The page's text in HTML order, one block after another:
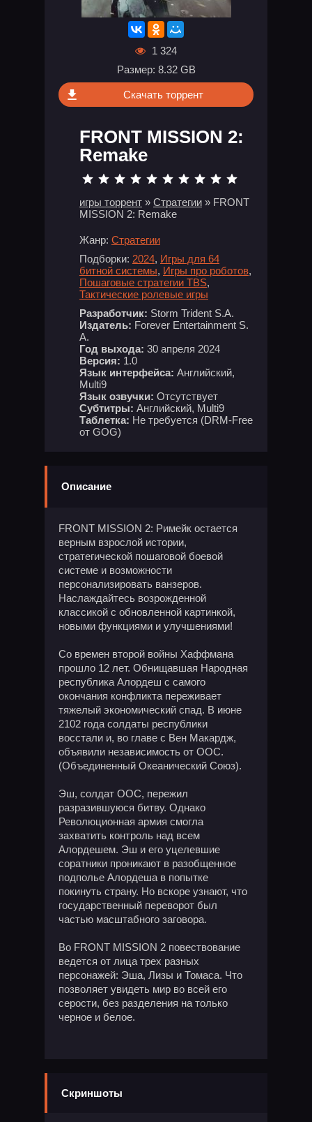
1 324
Размер: 8.32 GB
Скачать торрент
FRONT MISSION 2:
Remake
игры торрент » Стратегии » FRONT
MISSION 2: Remake
Жанр: Стратегии
Подборки: 2024, Игры для 64
битной системы, Игры про роботов,
Пошаговые стратегии TBS,
Тактические ролевые игры
Разработчик: Storm Trident S.A.
Издатель: Forever Entertainment S.
A.
Год выхода: 30 апреля 2024
Версия: 1.0
Язык интерфейса: Английский,
Multi9
Язык озвучки: Отсутствует
Субтитры: Английский, Multi9
Таблетка: Не требуется (DRM-Free
от GOG)
Описание
FRONT MISSION 2: Римейк остается
верным взрослой истории,
стратегической пошаговой боевой
системе и возможности
персонализировать ванзеров.
Наслаждайтесь возрожденной
классикой с обновленной картинкой,
новыми функциями и улучшениями!
Со времен второй войны Хаффмана
прошло 12 лет. Обнищавшая Народная
республика Алордеш с самого
окончания конфликта переживает
тяжелый экономический спад. В июне
2102 года солдаты республики
восстали и, во главе с Вен Макардж,
объявили независимость от ООС.
(Объединенный Океанический Союз).
Эш, солдат ООС, пережил
разразившуюся битву. Однако
Революционная армия смогла
захватить контроль над всем
Алордешем. Эш и его уцелевшие
соратники проникают в разобщенное
подполье Алордеша в попытке
покинуть страну. Но вскоре узнают, что
государственный переворот был
частью масштабного заговора.
Во FRONT MISSION 2 повествование
ведется от лица трех разных
персонажей: Эша, Лизы и Томаса. Что
позволяет увидеть мир во всей его
серости, без разделения на только
черное и белое.
Скриншоты